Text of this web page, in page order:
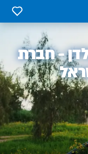
0
- חברת